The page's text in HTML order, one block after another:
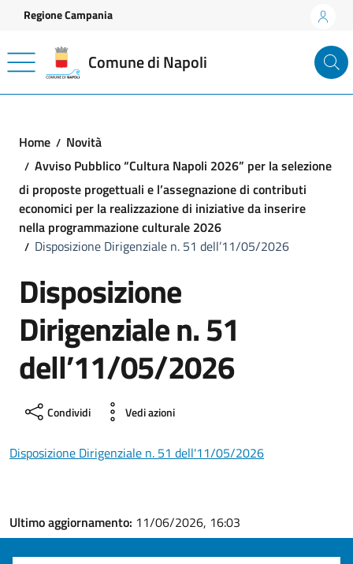
Vai ai contenuti
Vai al footer
Regione Campania
Comune di Napoli
Home
Novità
Avviso Pubblico “Cultura Napoli 2026” per la selezione
di proposte progettuali e l’assegnazione di contributi
economici per la realizzazione di iniziative da inserire
nella programmazione culturale 2026
Disposizione Dirigenziale n. 51 dell’11/05/2026
Disposizione
Dirigenziale n. 51
dell’11/05/2026
Condividi Vedi azioni
Disposizione Dirigenziale n. 51 dell'11/05/2026
Ultimo aggiornamento: 11/06/2026, 16:03